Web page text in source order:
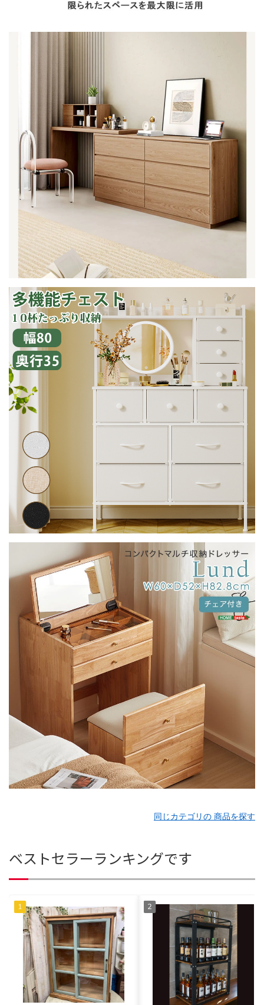
同じカテゴリの 商品を探す
ベストセラーランキングです